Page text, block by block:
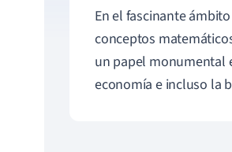
En el fascinante
conceptos
un papel monumental
economía e incluso la